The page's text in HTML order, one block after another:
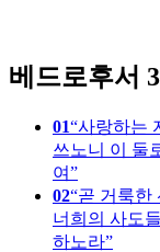
베드로후서
01 사랑하는
쓰노니 이 둘
여
02 곧 거룩한
너희의 사도
하노라